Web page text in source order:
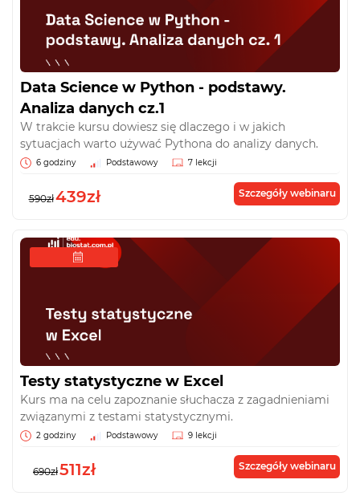
Data Science w Python - podstawy.
Analiza danych cz.1
W trakcie kursu dowiesz się dlaczego i w jakich
sytuacjach warto używać Pythona do analizy danych.
6 godziny Podstawowy 7 lekcji
590zł439zł Szczegóły webinaru
Testy statystyczne w Excel
Kurs ma na celu zapoznanie słuchacza z zagadnieniami
związanymi z testami statystycznymi.
2 godziny Podstawowy 9 lekcji
690zł511zł Szczegóły webinaru